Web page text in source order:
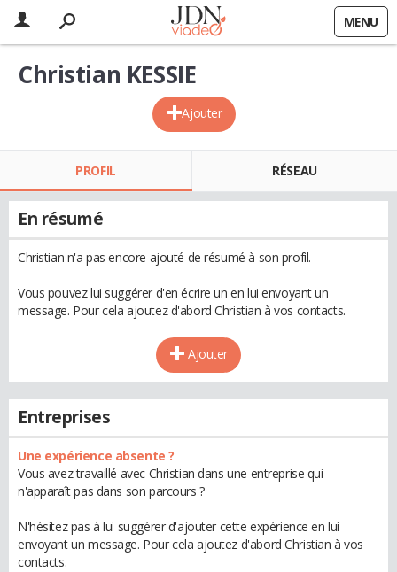
MENU
Ajouter
Christian KESSIE
PROFIL RÉSEAU
En résumé
Christian n'a pas encore ajouté de résumé à son profil.
Vous pouvez lui suggérer d'en écrire un en lui envoyant un
message. Pour cela ajoutez d'abord Christian à vos contacts.
Ajouter
Entreprises
Une expérience absente ?
Vous avez travaillé avec Christian dans une entreprise qui
n'apparaît pas dans son parcours ?
N'hésitez pas à lui suggérer d'ajouter cette expérience en lui
envoyant un message. Pour cela ajoutez d'abord Christian à vos
contacts.